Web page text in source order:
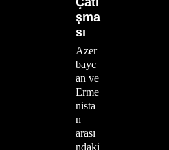
şma
sı
Azer
bayc
an ve
Erme
nista
n
arası
ndaki